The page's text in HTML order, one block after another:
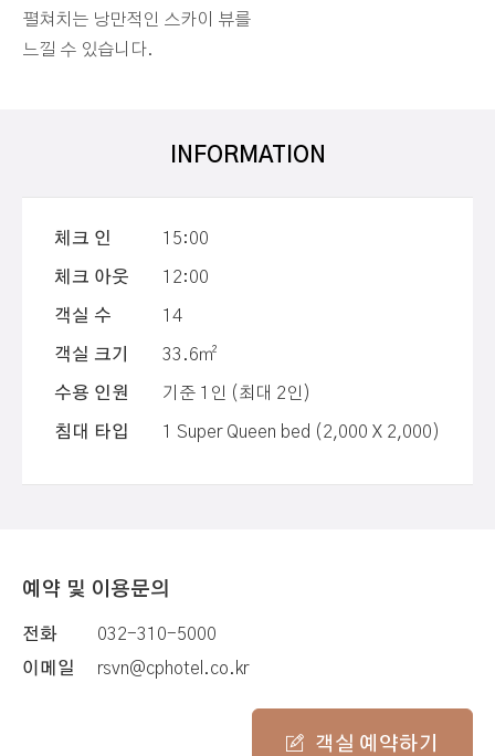
펼쳐치는 낭만적인 스카이 뷰를
느낄 수 있습니다.
INFORMATION
체크 인 15:00
체크 아웃 12:00
객실 수 14
객실 크기 33.6㎡
수용 인원 기준 1인 (최대 2인)
침대 타입 1 Super Queen bed (2,000 X 2,000)
예약 및 이용문의
전화
032-310-5000
이메일
rsvn@cphotel.co.kr
객실 예약하기